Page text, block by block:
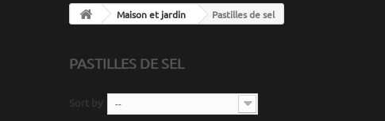
Maison et jardin Pastilles de sel
PASTILLES DE SEL
Sort by --